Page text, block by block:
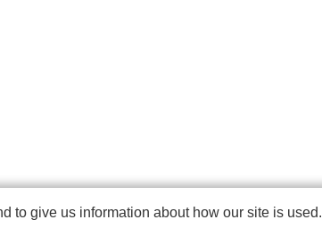
to give us information about how our site is used.